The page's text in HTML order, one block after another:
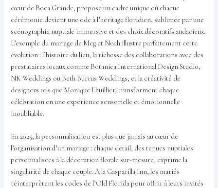
cœur de Boca Grande, propose un cadre unique où chaque
cérémonie devient une ode à l’héritage floridien, sublimée par une
scénographie nuptiale immersive et des choix décoratifs audacieux.
L’exemple du mariage de Meg et Noah illustre parfaitement cette
évolution : l’histoire du lieu, la richesse des collaborations avec des
prestataires locaux comme Botanica International Design Studio,
NK Weddings ou Beth Burrus Weddings, et la créativité de
designers tels que Monique Lhuillier, transforment chaque
célébration en une expérience sensorielle et émotionnelle
inoubliable.
En 2025, la personnalisation est plus que jamais au cœur de
l’organisation d’un mariage : chaque détail, des tenues nuptiales
personnalisées à la décoration florale sur-mesure, exprime la
singularité de chaque couple. À la Gasparilla Inn, les mariés
réinterprètent les codes de l’Old Florida pour offrir à leurs invités